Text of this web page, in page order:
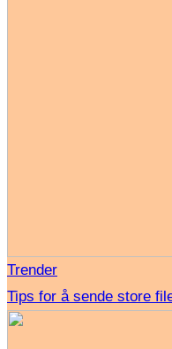
Trender
Tips for å sende store